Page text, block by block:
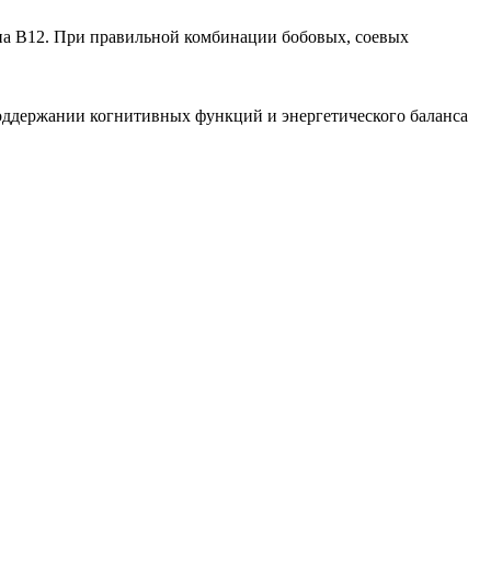
B12. При правильной комбинации бобовых, соевых
когнитивных функций и энергетического баланса